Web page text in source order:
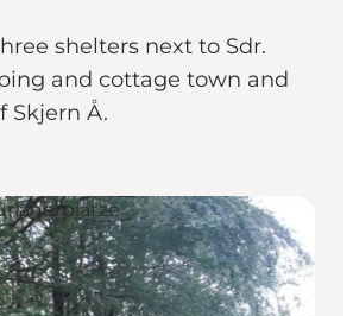
shelters next to Sdr.
and cottage town and
Skjern Å.